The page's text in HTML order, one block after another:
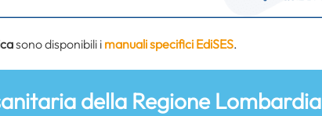
sono disponibili i manuali specifici EdiSES.
della Regione Lombardia